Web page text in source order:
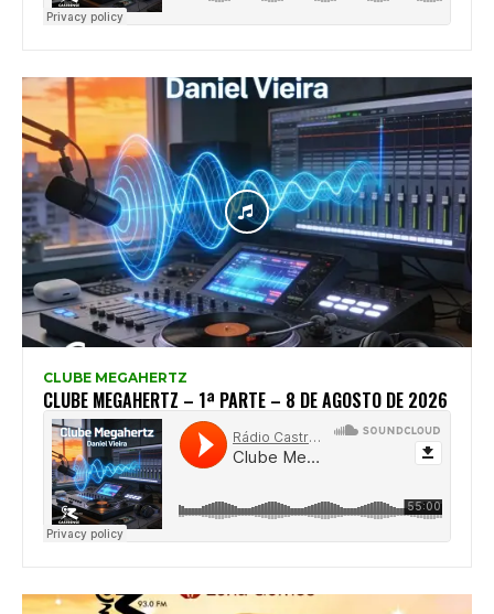
CLUBE MEGAHERTZ
CLUBE MEGAHERTZ – 1ª PARTE – 8 DE AGOSTO DE 2026